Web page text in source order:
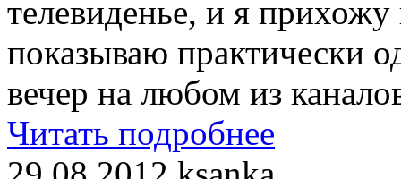
телевиденье, и я
показываю практически
вечер на любом из
Читать подробнее